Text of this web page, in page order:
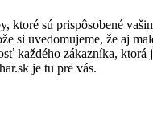
sú prispôsobené
si uvedomujeme, že aj
každého zákazníka,
je tu pre vás.